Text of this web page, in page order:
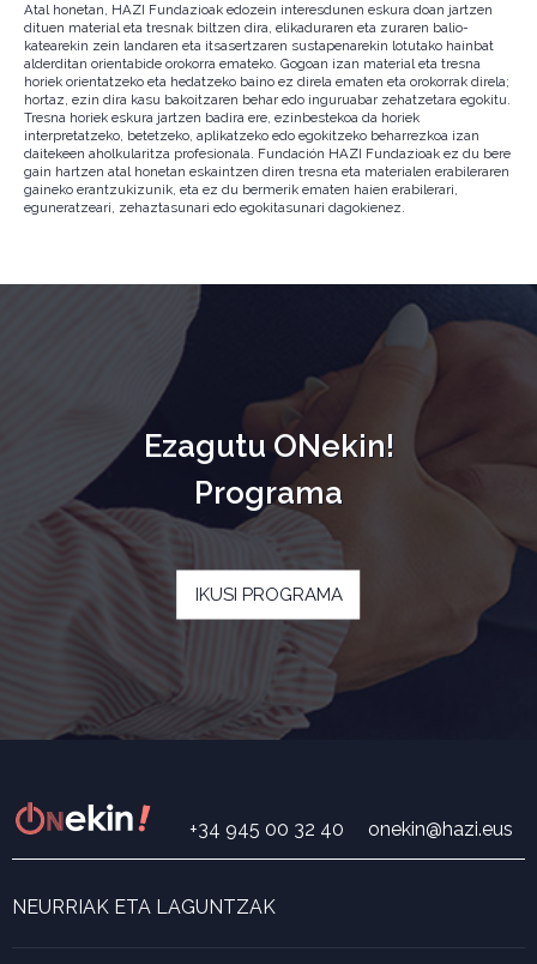
Atal honetan, HAZI Fundazioak edozein interesdunen eskura doan jartzen
dituen material eta tresnak biltzen dira, elikaduraren eta zuraren balio-
katearekin zein landaren eta itsasertzaren sustapenarekin lotutako hainbat
alderditan orientabide orokorra emateko. Gogoan izan material eta tresna
horiek orientatzeko eta hedatzeko baino ez direla ematen eta orokorrak direla;
hortaz, ezin dira kasu bakoitzaren behar edo inguruabar zehatzetara egokitu.
Tresna horiek eskura jartzen badira ere, ezinbestekoa da horiek
interpretatzeko, betetzeko, aplikatzeko edo egokitzeko beharrezkoa izan
daitekeen aholkularitza profesionala. Fundación HAZI Fundazioak ez du bere
gain hartzen atal honetan eskaintzen diren tresna eta materialen erabileraren
gaineko erantzukizunik, eta ez du bermerik ematen haien erabilerari,
eguneratzeari, zehaztasunari edo egokitasunari dagokienez.
Ezagutu ONekin!
Programa
IKUSI PROGRAMA
+34 945 00 32 40 onekin@hazi.eus
NEURRIAK ETA LAGUNTZAK